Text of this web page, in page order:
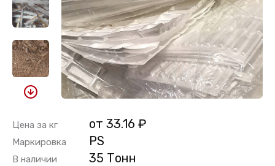
Цена за кг от 33.16 ₽
Маркировка РS
В наличии 35 Тонн